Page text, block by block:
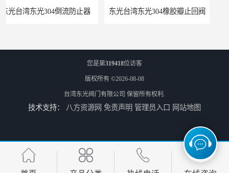
防止器 东光台湾东光304橡胶瓣止回阀
东光台湾东光J745X 隔膜式遥控浮球阀 东光阀门台湾东光球阀厂家浙江省办事处
您是第319418位访客
版权所有 ©2026-08-08
台湾东光阀门有限公司 保留所有权利.
技术支持： 八方资源网 免责声明 管理员入口 网站地图